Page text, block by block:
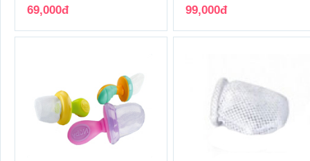
69,000đ 99,000đ